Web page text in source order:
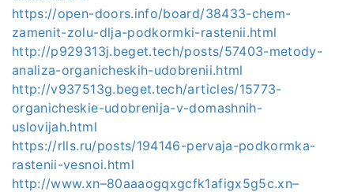
https://open-doors.info/board/38433-chem-
zamenit-zolu-dlja-podkormki-rastenii.html
http://p929313j.beget.tech/posts/57403-metody-
analiza-organicheskih-udobrenii.html
http://v937513g.beget.tech/articles/15773-
organicheskie-udobrenija-v-domashnih-
uslovijah.html
https://rlls.ru/posts/194146-pervaja-podkormka-
rastenii-vesnoi.html
http://www.xn–80aaaogqxgcfk1afigx5g5c.xn–